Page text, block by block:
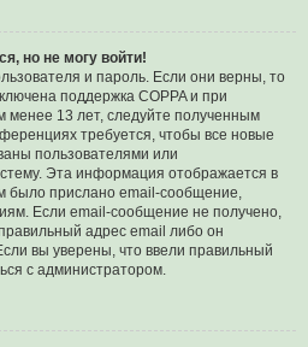
но не могу войти!
и пароль. Если они верны, то
поддержка COPPA и при
менее 13 лет, следуйте полученным
требуется, чтобы все новые
пользователями или
Эта информация отображается в
было прислано email-сообщение,
Если email-сообщение не получено,
адрес email либо он
вы уверены, что ввели правильный
с администратором.